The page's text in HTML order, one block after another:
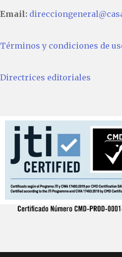
Email:
Términos y condiciones de
Directrices editoriales